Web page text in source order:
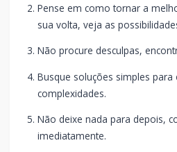
Pense em como tornar a
sua volta, veja as
Não procure desculpas,
Busque soluções simples
complexidades.
Não deixe nada para depois,
imediatamente.